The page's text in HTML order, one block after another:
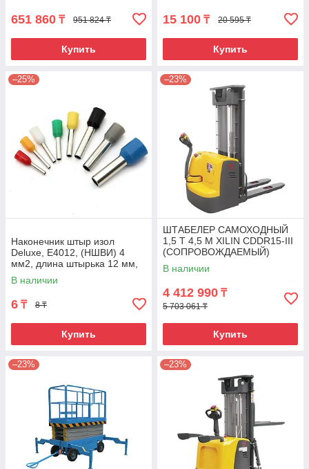
651 860 ₸ 951 824 ₸
Купить
15 100 ₸ 20 595 ₸
Купить
–25%
Наконечник штыр изол
Deluxe, Е4012, (НШВИ) 4
мм2, длина штырька 12 мм,
(1000 шт/упак)
В наличии
6 ₸ 8 ₸
Купить
–23%
ШТАБЕЛЕР САМОХОДНЫЙ
1,5 Т 4,5 М XILIN CDDR15-III
(СОПРОВОЖДАЕМЫЙ)
В наличии
4 412 990 ₸
5 703 061 ₸
Купить
–23% –23%